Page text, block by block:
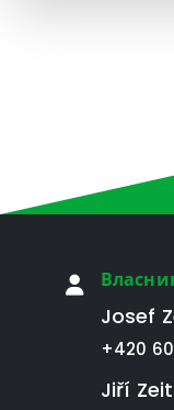
Josef
+420
Jiří